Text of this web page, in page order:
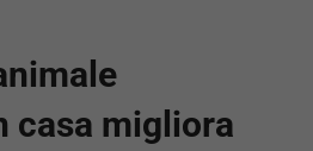
casa migliora